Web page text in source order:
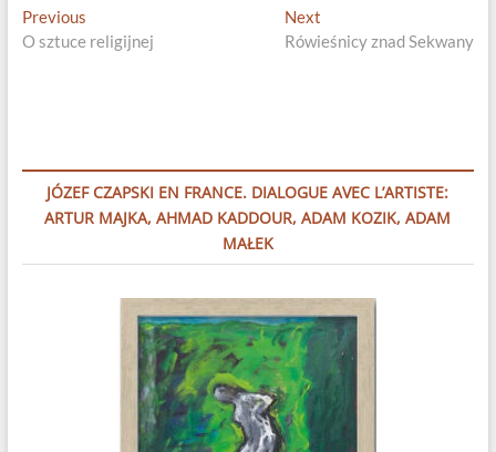
Nawigacja
wpisu
PreviousPrevious
post:
O sztuce religijnej
Next
post:
Rówieśnicy znad Sekwany
JÓZEF CZAPSKI EN FRANCE. DIALOGUE AVEC L’ARTISTE:
ARTUR MAJKA, AHMAD KADDOUR, ADAM KOZIK, ADAM
MAŁEK